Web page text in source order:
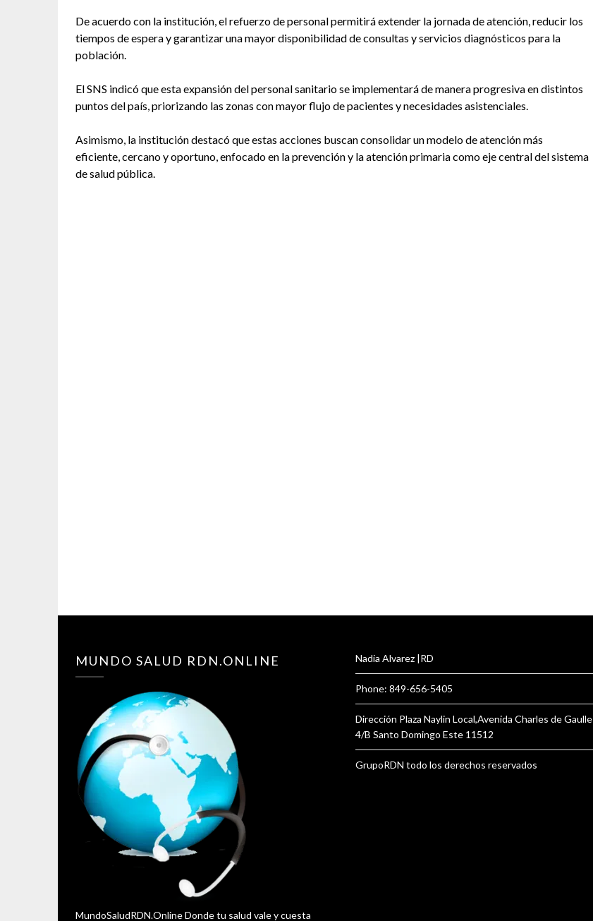
De acuerdo con la institución, el refuerzo de personal permitirá extender la jornada de atención, reducir los
tiempos de espera y garantizar una mayor disponibilidad de consultas y servicios diagnósticos para la
población.
El SNS indicó que esta expansión del personal sanitario se implementará de manera progresiva en distintos
puntos del país, priorizando las zonas con mayor flujo de pacientes y necesidades asistenciales.
Asimismo, la institución destacó que estas acciones buscan consolidar un modelo de atención más
eficiente, cercano y oportuno, enfocado en la prevención y la atención primaria como eje central del sistema
de salud pública.
MUNDO SALUD RDN.ONLINE
MundoSaludRDN.Online Donde tu salud vale y cuesta
Nadia Alvarez |RD
Phone: 849-656-5405
Dirección Plaza Naylin Local,Avenida Charles de Gaulle
4/B Santo Domingo Este 11512
GrupoRDN todo los derechos reservados